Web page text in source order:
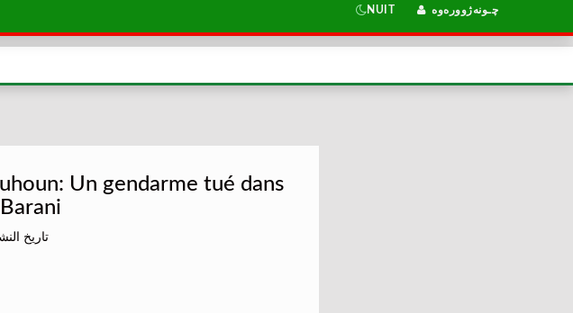
NUIT چـونەژوورەوە
Un gendarme tué dans
تاريخ النشر: :